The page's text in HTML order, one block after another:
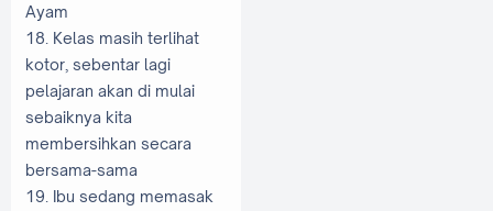
Ayam
18. Kelas masih terlihat
kotor, sebentar lagi
pelajaran akan di mulai
sebaiknya kita
membersihkan secara
bersama-sama
19. Ibu sedang memasak